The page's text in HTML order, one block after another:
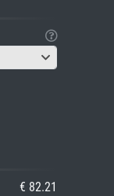
€ 82.21